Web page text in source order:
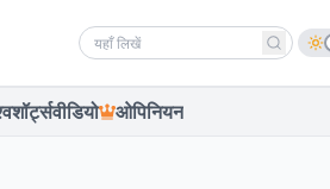
Search news
शॉर्ट्सवीडियो ओपिनियन